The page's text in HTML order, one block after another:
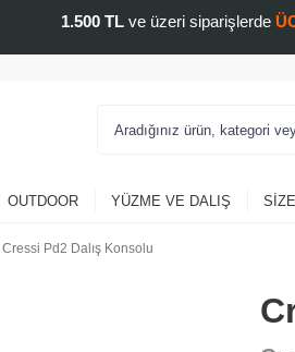
1.500 TLve üzeri siparişlerde
OUTDOOR YÜZME VE DALIŞ
Cressi Pd2 Dalış Konsolu